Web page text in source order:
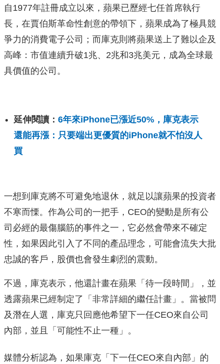
自1977年註冊成立以來，蘋果已歷經七任首席執行
長，在賈伯斯革命性創意的帶領下，蘋果成為了極具競
爭力的消費電子公司；而庫克則將蘋果送上了難以企及
高峰：市值連續升破1兆、2兆和3兆美元，成為全球最
具價值的公司。
延伸閱讀： 6年來iPhone已漲近50%，庫克表示
還能再漲：只要端出更優質的iPhone就不怕沒人
買
一想到庫克將不可避免地退休，就足以讓蘋果的投資者
不寒而慄。作為公司的一把手，CEO的變動是所有公
司必經的最傷腦筋的事件之一，它必然會帶來不確定
性，如果因此引入了不同的產品理念，可能會流失大批
忠誠的客戶，股價也會發生劇烈的震動。
不過，庫克表示，他還計畫在蘋果「待一段時間」，並
透露蘋果已經制定了「非常詳細的繼任計畫」。當被問
及潛在人選，庫克只回應他希望下一任CEO來自公司
內部，並且「可能性不止一種」。
媒體分析認為，如果庫克「下一任CEO來自內部」的